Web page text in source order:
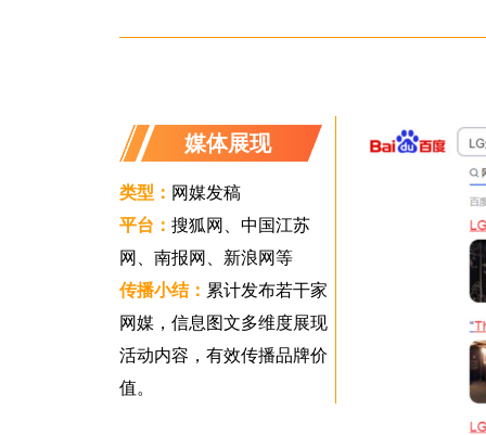
媒体展现
类型： 网媒发稿
平台： 搜狐网、中国江苏
网、南报网、新浪网等
传播小结： 累计发布若干家
网媒，信息图文多维度展现
活动内容，有效传播品牌价
值。